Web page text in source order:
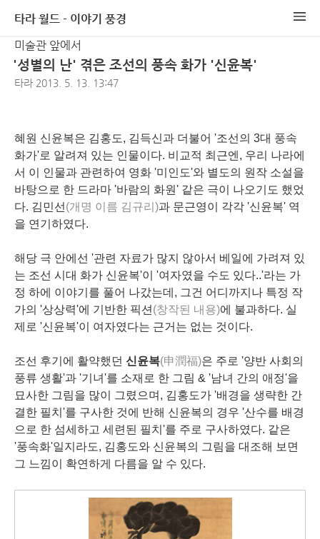
타라 월드 - 이야기 풍경
미술관 앞에서
'성별의 난' 겪은 조선의 풍속 화가 '신윤복'
타라 2013. 5. 13. 13:47
혜원 신윤복은 김홍도, 김득신과 더불어 '조선의 3대 풍속
화가'로 알려져 있는 인물이다. 비교적 최근엔, 우리 나라에
서 이 인물과 관련하여 영화 '미인도'와 별도의 원작 소설을
바탕으로 한 드라마 '바람의 화원' 같은 극이 나오기도 했었
다. 김민선 (개명 이름 김규리)과 문근영이 각각 '신윤복' 역
을 연기하였다.
해당 극 안에선 '관련 자료가 많지 않아서 베일에 가려져 있
는 조선 시대 화가 신윤복'이 '여자였을 수도 있다..'라는 가
정 하에 이야기를 풀어 나갔는데, 그건 어디까지나 특정 작
가의 '상상력'에 기반한 픽션 (창작된 내용)에 불과하다. 실
제로 '신윤복'이 여자였다는 근거는 없는 것이다.
조선 후기에 활약했던 신윤복(申潤福)은 주로 '양반 사회의
풍류 생활'과 '기녀'를 소재로 한 그림 & '남녀 간의 애정'을
묘사한 그림을 많이 그렸으며, 김홍도가 '배경을 생략한 간
결한 필치'를 구사한 것에 반해 신윤복의 경우 '산수를 배경
으로 한 섬세하고 세련된 필치'를 주로 구사하였다. 같은
'풍속화'일지라도, 김홍도와 신윤복의 그림을 대조해 보면
그 느낌이 확연하게 다름을 알 수 있다.